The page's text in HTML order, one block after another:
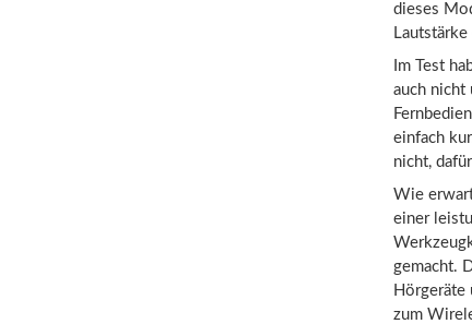
dieses
Im Test
auch nicht
einfach
nicht,
Wie
einer
gemacht.
Hörgeräte
zum